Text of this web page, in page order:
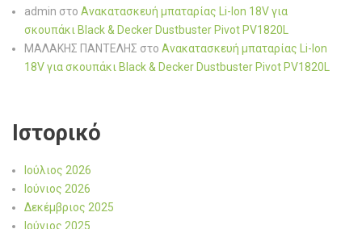
admin στο Ανακατασκευή μπαταρίας Li-Ion 18V για
σκουπάκι Black & Decker Dustbuster Pivot PV1820L
ΜΑΛΑΚΗΣ ΠΑΝΤΕΛΗΣ στο Ανακατασκευή μπαταρίας Li-Ion
18V για σκουπάκι Black & Decker Dustbuster Pivot PV1820L
Ιστορικό
Ιούλιος 2026
Ιούνιος 2026
Δεκέμβριος 2025
Ιούνιος 2025